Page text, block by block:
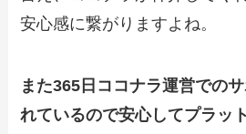
安心感に繋がりますよね。
また365日ココナラ運営での
れているので安心してプラッ